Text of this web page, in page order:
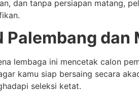
dan tanpa persiapan matang,
Palembang dan
lembaga ini mencetak calon
kamu siap bersaing secara
seleksi ketat.